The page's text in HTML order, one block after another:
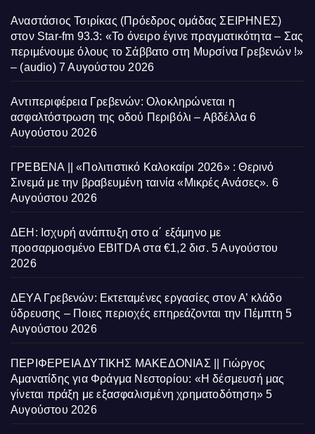
Αναστάσιος Τσιρίκας (Πρόεδρος ομάδας ΣΕΙΡΗΝΕΣ)
στον Star-fm 93.3: «Το όνειρο έγινε πραγματικότητα – Σας
περιμένουμε όλους το Σάββατο στη Μυρσίνα Γρεβενών !»
– (audio) 7 Αυγούστου 2026
Αντιπεριφέρεια Γρεβενών: Ολοκληρώνεται η
ασφαλτόστρωση της οδού Περιβόλι – Αβδέλλα 6
Αυγούστου 2026
ΓΡΕΒΕΝΑ || «Πολιτιστικό Καλοκαίρι 2026» : Θερινό
Σινεμά με την βραβευμένη ταινία «Μικρές Ανάσες». 6
Αυγούστου 2026
ΔΕΗ: Ισχυρή ανάπτυξη στο α΄ εξάμηνο με
προσαρμοσμένο EBITDA στα €1,2 δισ. 5 Αυγούστου
2026
ΔΕΥΑ Γρεβενών: Εκτεταμένες εργασίες στον Α’ κλάδο
ύδρευσης – Ποιες περιοχές επηρεάζονται την Πέμπτη 5
Αυγούστου 2026
ΠΕΡΙΦΕΡΕΙΑ ΔΥΤΙΚΗΣ ΜΑΚΕΔΟΝΙΑΣ || Γιώργος
Αμανατίδης για Φράγμα Νεστορίου: «Η δέσμευσή μας
γίνεται πράξη με εξασφαλισμένη χρηματοδότηση» 5
Αυγούστου 2026